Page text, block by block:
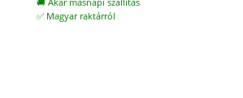
🚚 Akár másnapi szállítás
✅ Magyar raktárról